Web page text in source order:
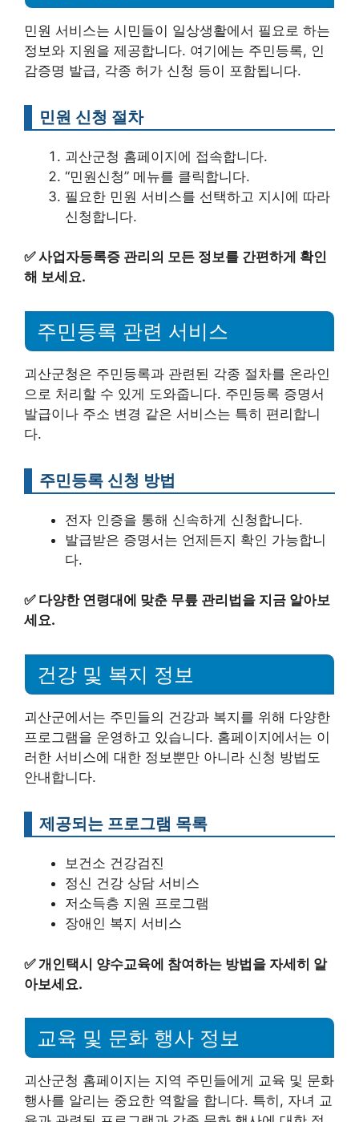
민원 서비스는 시민들이 일상생활에서 필요로 하는
정보와 지원을 제공합니다. 여기에는 주민등록, 인
감증명 발급, 각종 허가 신청 등이 포함됩니다.
민원 신청 절차
괴산군청 홈페이지에 접속합니다.
“민원신청” 메뉴를 클릭합니다.
필요한 민원 서비스를 선택하고 지시에 따라
신청합니다.
✅사업자등록증 관리의 모든 정보를 간편하게 확인
해 보세요.
주민등록 관련 서비스
괴산군청은 주민등록과 관련된 각종 절차를 온라인
으로 처리할 수 있게 도와줍니다. 주민등록 증명서
발급이나 주소 변경 같은 서비스는 특히 편리합니
다.
주민등록 신청 방법
전자 인증을 통해 신속하게 신청합니다.
발급받은 증명서는 언제든지 확인 가능합니
다.
✅ 다양한 연령대에 맞춘 무릎 관리법을 지금 알아보
세요.
건강 및 복지 정보
괴산군에서는 주민들의 건강과 복지를 위해 다양한
프로그램을 운영하고 있습니다. 홈페이지에서는 이
러한 서비스에 대한 정보뿐만 아니라 신청 방법도
안내합니다.
제공되는 프로그램 목록
보건소 건강검진
정신 건강 상담 서비스
저소득층 지원 프로그램
장애인 복지 서비스
✅개인택시 양수교육에 참여하는 방법을 자세히 알
아보세요.
교육 및 문화 행사 정보
괴산군청 홈페이지는 지역 주민들에게 교육 및 문화
행사를 알리는 중요한 역할을 합니다. 특히, 자녀 교